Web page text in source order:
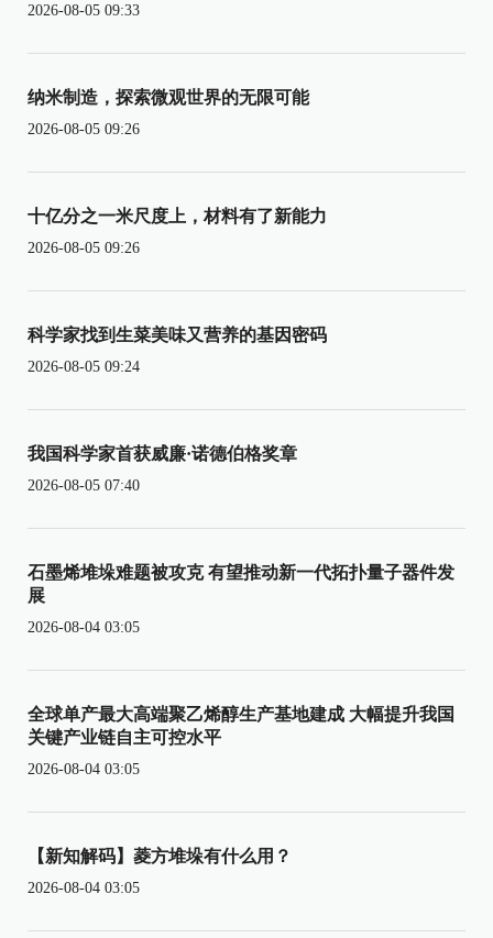
2026-08-05 09:33
纳米制造，探索微观世界的无限可能
2026-08-05 09:26
十亿分之一米尺度上，材料有了新能力
2026-08-05 09:26
科学家找到生菜美味又营养的基因密码
2026-08-05 09:24
我国科学家首获威廉·诺德伯格奖章
2026-08-05 07:40
石墨烯堆垛难题被攻克 有望推动新一代拓扑量子器件发
展
2026-08-04 03:05
全球单产最大高端聚乙烯醇生产基地建成 大幅提升我国
关键产业链自主可控水平
2026-08-04 03:05
【新知解码】菱方堆垛有什么用？
2026-08-04 03:05